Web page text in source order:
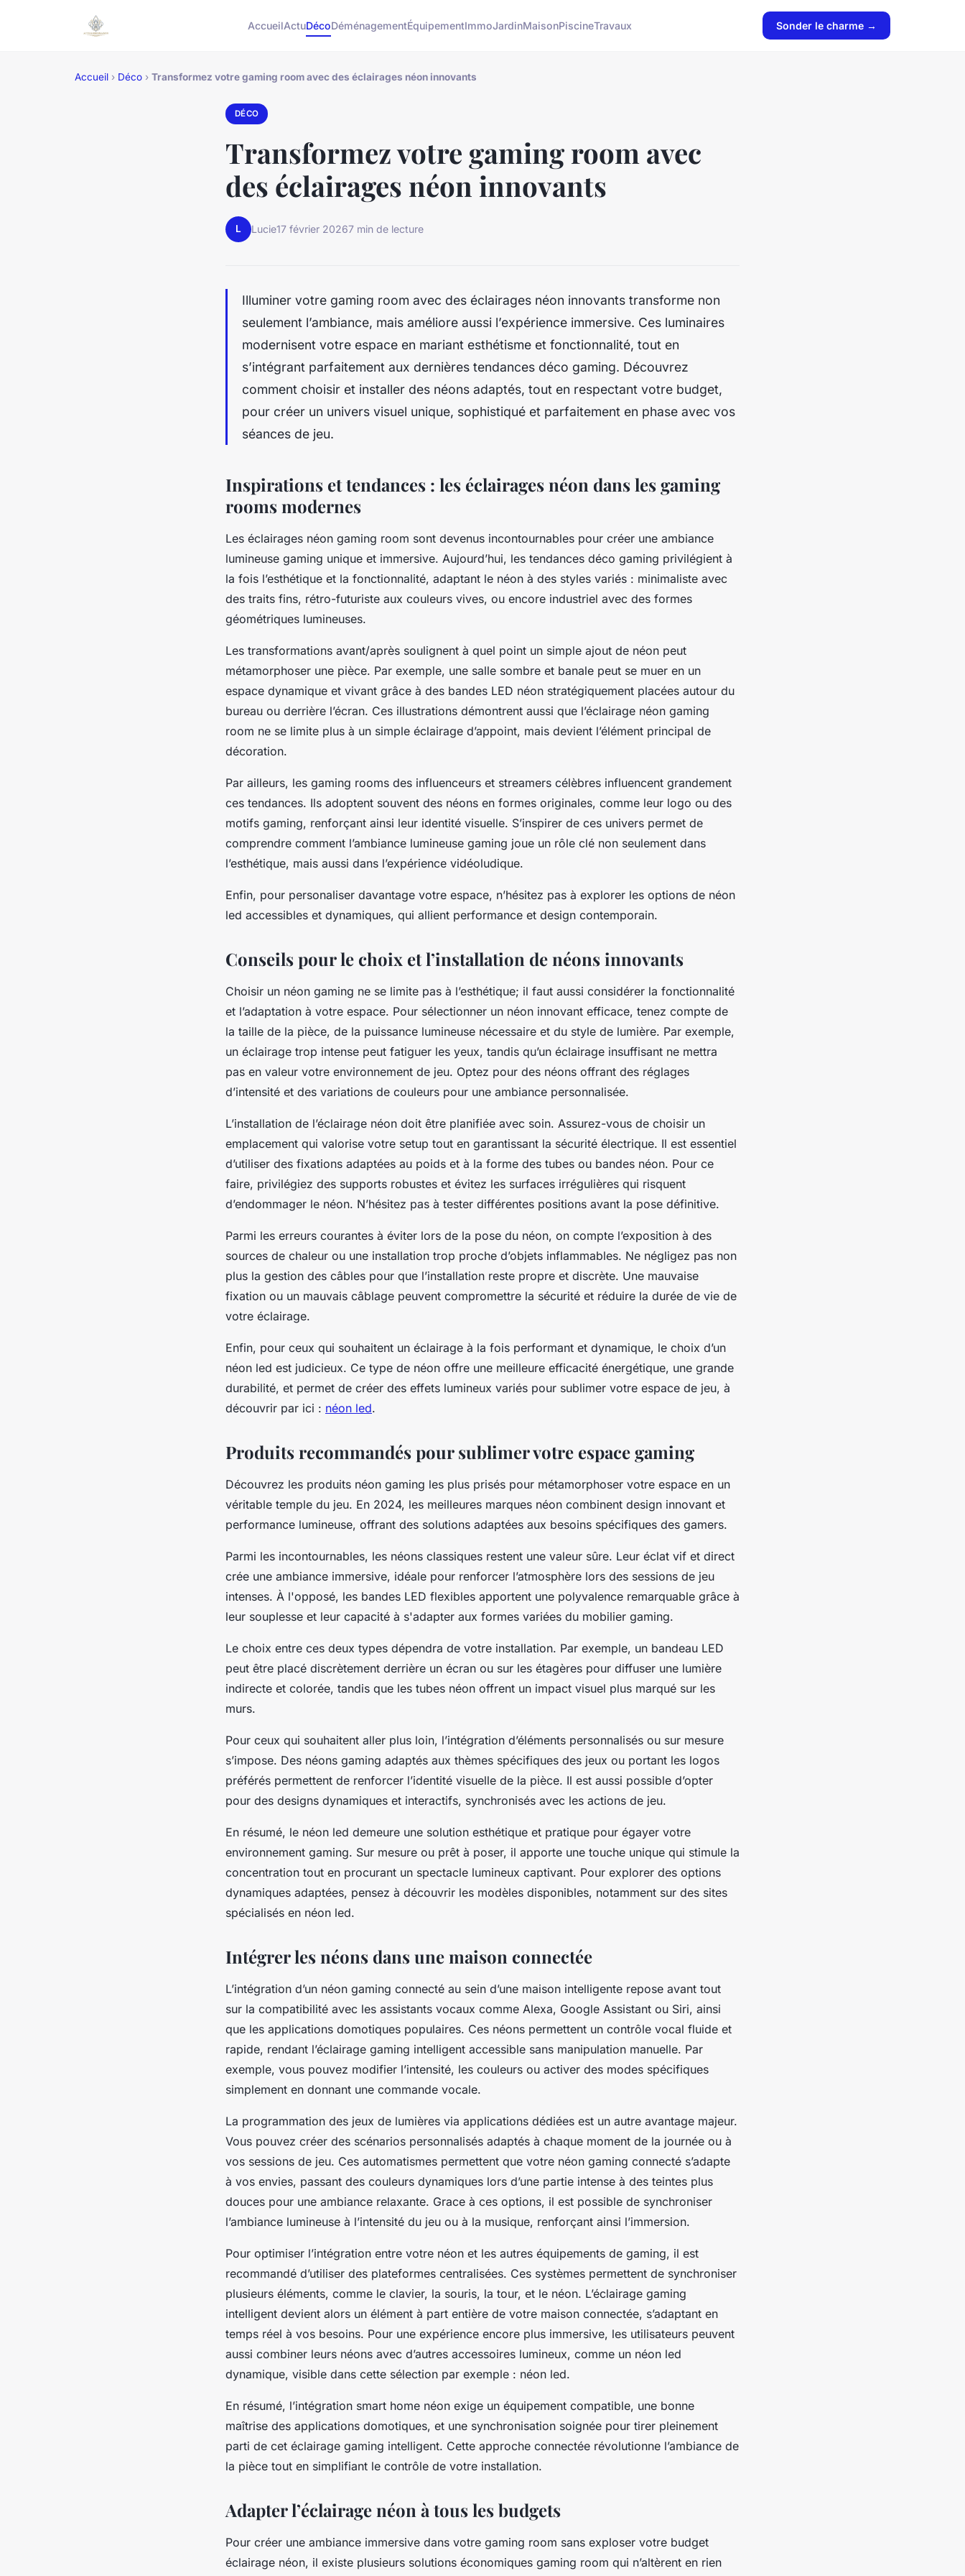
AccueilActuDécoDéménagementÉquipementImmoJardinMaisonPiscineTravaux Sonder le charme →
Accueil › Déco › Transformez votre gaming room avec des éclairages néon innovants
DÉCO
Transformez votre gaming room avec
des éclairages néon innovants
L Lucie17 février 20267 min de lecture
Illuminer votre gaming room avec des éclairages néon innovants transforme non
seulement l’ambiance, mais améliore aussi l’expérience immersive. Ces luminaires
modernisent votre espace en mariant esthétisme et fonctionnalité, tout en
s’intégrant parfaitement aux dernières tendances déco gaming. Découvrez
comment choisir et installer des néons adaptés, tout en respectant votre budget,
pour créer un univers visuel unique, sophistiqué et parfaitement en phase avec vos
séances de jeu.
Inspirations et tendances : les éclairages néon dans les gaming
rooms modernes
Les éclairages néon gaming room sont devenus incontournables pour créer une ambiance
lumineuse gaming unique et immersive. Aujourd’hui, les tendances déco gaming privilégient à
la fois l’esthétique et la fonctionnalité, adaptant le néon à des styles variés : minimaliste avec
des traits fins, rétro-futuriste aux couleurs vives, ou encore industriel avec des formes
géométriques lumineuses.
Les transformations avant/après soulignent à quel point un simple ajout de néon peut
métamorphoser une pièce. Par exemple, une salle sombre et banale peut se muer en un
espace dynamique et vivant grâce à des bandes LED néon stratégiquement placées autour du
bureau ou derrière l’écran. Ces illustrations démontrent aussi que l’éclairage néon gaming
room ne se limite plus à un simple éclairage d’appoint, mais devient l’élément principal de
décoration.
Par ailleurs, les gaming rooms des influenceurs et streamers célèbres influencent grandement
ces tendances. Ils adoptent souvent des néons en formes originales, comme leur logo ou des
motifs gaming, renforçant ainsi leur identité visuelle. S’inspirer de ces univers permet de
comprendre comment l’ambiance lumineuse gaming joue un rôle clé non seulement dans
l’esthétique, mais aussi dans l’expérience vidéoludique.
Enfin, pour personaliser davantage votre espace, n’hésitez pas à explorer les options de néon
led accessibles et dynamiques, qui allient performance et design contemporain.
Conseils pour le choix et l’installation de néons innovants
Choisir un néon gaming ne se limite pas à l’esthétique; il faut aussi considérer la fonctionnalité
et l’adaptation à votre espace. Pour sélectionner un néon innovant efficace, tenez compte de
la taille de la pièce, de la puissance lumineuse nécessaire et du style de lumière. Par exemple,
un éclairage trop intense peut fatiguer les yeux, tandis qu’un éclairage insuffisant ne mettra
pas en valeur votre environnement de jeu. Optez pour des néons offrant des réglages
d’intensité et des variations de couleurs pour une ambiance personnalisée.
L’installation de l’éclairage néon doit être planifiée avec soin. Assurez-vous de choisir un
emplacement qui valorise votre setup tout en garantissant la sécurité électrique. Il est essentiel
d’utiliser des fixations adaptées au poids et à la forme des tubes ou bandes néon. Pour ce
faire, privilégiez des supports robustes et évitez les surfaces irrégulières qui risquent
d’endommager le néon. N’hésitez pas à tester différentes positions avant la pose définitive.
Parmi les erreurs courantes à éviter lors de la pose du néon, on compte l’exposition à des
sources de chaleur ou une installation trop proche d’objets inflammables. Ne négligez pas non
plus la gestion des câbles pour que l’installation reste propre et discrète. Une mauvaise
fixation ou un mauvais câblage peuvent compromettre la sécurité et réduire la durée de vie de
votre éclairage.
Enfin, pour ceux qui souhaitent un éclairage à la fois performant et dynamique, le choix d’un
néon led est judicieux. Ce type de néon offre une meilleure efficacité énergétique, une grande
durabilité, et permet de créer des effets lumineux variés pour sublimer votre espace de jeu, à
découvrir par ici : néon led.
Produits recommandés pour sublimer votre espace gaming
Découvrez les produits néon gaming les plus prisés pour métamorphoser votre espace en un
véritable temple du jeu. En 2024, les meilleures marques néon combinent design innovant et
performance lumineuse, offrant des solutions adaptées aux besoins spécifiques des gamers.
Parmi les incontournables, les néons classiques restent une valeur sûre. Leur éclat vif et direct
crée une ambiance immersive, idéale pour renforcer l’atmosphère lors des sessions de jeu
intenses. À l'opposé, les bandes LED flexibles apportent une polyvalence remarquable grâce à
leur souplesse et leur capacité à s'adapter aux formes variées du mobilier gaming.
Le choix entre ces deux types dépendra de votre installation. Par exemple, un bandeau LED
peut être placé discrètement derrière un écran ou sur les étagères pour diffuser une lumière
indirecte et colorée, tandis que les tubes néon offrent un impact visuel plus marqué sur les
murs.
Pour ceux qui souhaitent aller plus loin, l’intégration d’éléments personnalisés ou sur mesure
s’impose. Des néons gaming adaptés aux thèmes spécifiques des jeux ou portant les logos
préférés permettent de renforcer l’identité visuelle de la pièce. Il est aussi possible d’opter
pour des designs dynamiques et interactifs, synchronisés avec les actions de jeu.
En résumé, le néon led demeure une solution esthétique et pratique pour égayer votre
environnement gaming. Sur mesure ou prêt à poser, il apporte une touche unique qui stimule la
concentration tout en procurant un spectacle lumineux captivant. Pour explorer des options
dynamiques adaptées, pensez à découvrir les modèles disponibles, notamment sur des sites
spécialisés en néon led.
Intégrer les néons dans une maison connectée
L’intégration d’un néon gaming connecté au sein d’une maison intelligente repose avant tout
sur la compatibilité avec les assistants vocaux comme Alexa, Google Assistant ou Siri, ainsi
que les applications domotiques populaires. Ces néons permettent un contrôle vocal fluide et
rapide, rendant l’éclairage gaming intelligent accessible sans manipulation manuelle. Par
exemple, vous pouvez modifier l’intensité, les couleurs ou activer des modes spécifiques
simplement en donnant une commande vocale.
La programmation des jeux de lumières via applications dédiées est un autre avantage majeur.
Vous pouvez créer des scénarios personnalisés adaptés à chaque moment de la journée ou à
vos sessions de jeu. Ces automatismes permettent que votre néon gaming connecté s’adapte
à vos envies, passant des couleurs dynamiques lors d’une partie intense à des teintes plus
douces pour une ambiance relaxante. Grace à ces options, il est possible de synchroniser
l’ambiance lumineuse à l’intensité du jeu ou à la musique, renforçant ainsi l’immersion.
Pour optimiser l’intégration entre votre néon et les autres équipements de gaming, il est
recommandé d’utiliser des plateformes centralisées. Ces systèmes permettent de synchroniser
plusieurs éléments, comme le clavier, la souris, la tour, et le néon. L’éclairage gaming
intelligent devient alors un élément à part entière de votre maison connectée, s’adaptant en
temps réel à vos besoins. Pour une expérience encore plus immersive, les utilisateurs peuvent
aussi combiner leurs néons avec d’autres accessoires lumineux, comme un néon led
dynamique, visible dans cette sélection par exemple : néon led.
En résumé, l’intégration smart home néon exige un équipement compatible, une bonne
maîtrise des applications domotiques, et une synchronisation soignée pour tirer pleinement
parti de cet éclairage gaming intelligent. Cette approche connectée révolutionne l’ambiance de
la pièce tout en simplifiant le contrôle de votre installation.
Adapter l’éclairage néon à tous les budgets
Pour créer une ambiance immersive dans votre gaming room sans exploser votre budget
éclairage néon, il existe plusieurs solutions économiques gaming room qui n’altèrent en rien